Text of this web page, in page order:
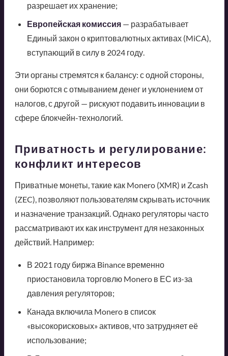
разрешает их хранение;
Европейская комиссия— разрабатывает
Единый закон о криптовалютных активах (MiCA),
вступающий в силу в 2024 году.
Эти органы стремятся к балансу: с одной стороны,
они борются с отмыванием денег и уклонением от
налогов, с другой — рискуют подавить инновации в
сфере блокчейн-технологий.
Приватность и регулирование:
конфликт интересов
Приватные монеты, такие как Monero (XMR) и Zcash
(ZEC), позволяют пользователям скрывать источник
и назначение транзакций. Однако регуляторы часто
рассматривают их как инструмент для незаконных
действий. Например:
В 2021 году биржа Binance временно
приостановила торговлю Monero в ЕС из-за
давления регуляторов;
Канада включила Monero в список
«высокорисковых» активов, что затрудняет её
использование;